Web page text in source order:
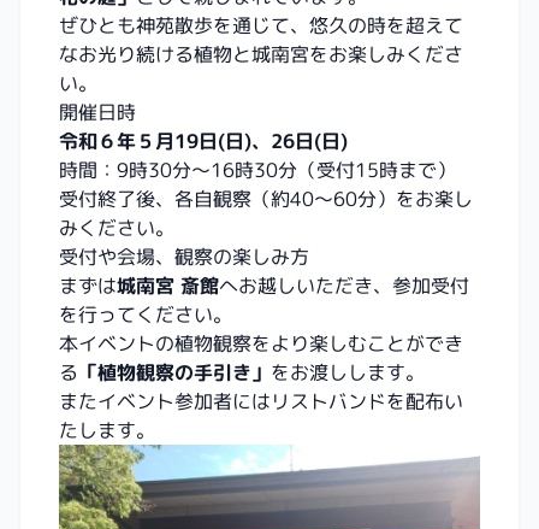
ぜひとも神苑散歩を通じて、悠久の時を超えて
なお光り続ける植物と城南宮をお楽しみくださ
い。
開催日時
令和６年５月19日(日)、26日(日)
時間：9時30分～16時30分（受付15時まで）
受付終了後、各自観察（約40～60分）をお楽し
みください。
受付や会場、観察の楽しみ方
まずは城南宮 斎館へお越しいただき、参加受付
を行ってください。
本イベントの植物観察をより楽しむことができ
る 「植物観察の手引き」 をお渡しします。
またイベント参加者にはリストバンドを配布い
たします。